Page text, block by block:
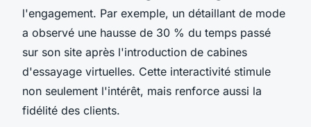
l'engagement. Par exemple, un détaillant de mode
a observé une hausse de 30 % du temps passé
sur son site après l'introduction de cabines
d'essayage virtuelles. Cette interactivité stimule
non seulement l'intérêt, mais renforce aussi la
fidélité des clients.